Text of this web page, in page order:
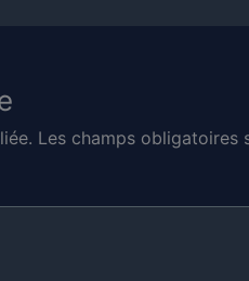
Les champs obligatoires